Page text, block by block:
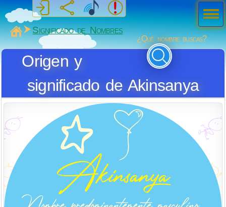
MiSabueso
Significado de Nombres
¿Qué nombre buscas?
Origen y
significado de Akinsanya
Men
ú